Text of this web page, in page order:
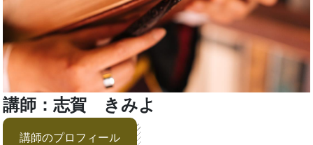
講師：志賀 きみよ
講師のプロフィール